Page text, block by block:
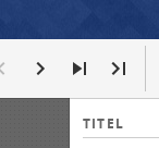
I
TITEL